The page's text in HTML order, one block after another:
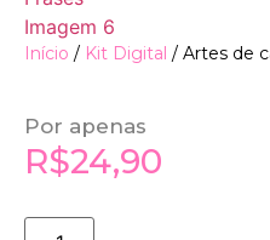
Início / Kit Digital / Artes de
Por apenas
R$24,90